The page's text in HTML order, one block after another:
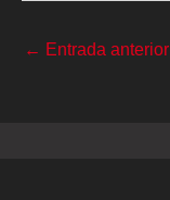
← Entrada anterior